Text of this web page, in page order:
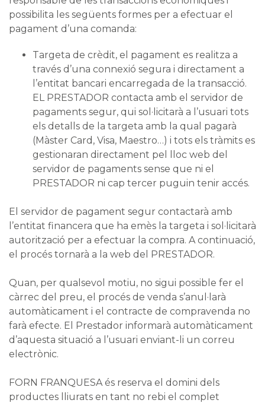
possibilita les següents formes per a efectuar el
pagament d’una comanda:
Targeta de crèdit, el pagament es realitza a
través d’una connexió segura i directament a
l’entitat bancari encarregada de la transacció.
EL PRESTADOR contacta amb el servidor de
pagaments segur, qui sol·licitarà a l’usuari tots
els detalls de la targeta amb la qual pagarà
(Màster Card, Visa, Maestro…) i tots els tràmits es
gestionaran directament pel lloc web del
servidor de pagaments sense que ni el
PRESTADOR ni cap tercer puguin tenir accés.
El servidor de pagament segur contactarà amb
l’entitat financera que ha emès la targeta i sol·licitarà
autorització per a efectuar la compra. A continuació,
el procés tornarà a la web del PRESTADOR.
Quan, per qualsevol motiu, no sigui possible fer el
càrrec del preu, el procés de venda s’anul·larà
automàticament i el contracte de compravenda no
farà efecte. El Prestador informarà automàticament
d’aquesta situació a l’usuari enviant-li un correu
electrònic.
FORN FRANQUESA és reserva el domini dels
productes lliurats en tant no rebi el complet